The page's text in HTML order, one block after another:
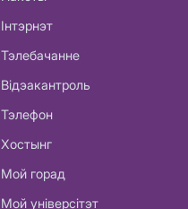
Інтэрнэт
Тэлебачанне
Відэакантроль
Тэлефон
Хостынг
Мой горад
Мой універсітэт